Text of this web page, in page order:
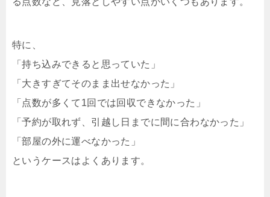
特に、
「持ち込みできると思っていた」
「大きすぎてそのまま出せなかった」
「点数が多くて1回では回収できなかった」
「予約が取れず、引越し日までに間に合わなかった」
「部屋の外に運べなかった」
というケースはよくあります。